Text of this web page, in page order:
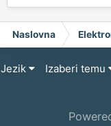
Naslovna
Jezik Izaberi temu